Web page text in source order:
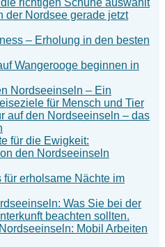
richtigen Schuhe auswählt
der Nordsee gerade jetzt
– Erholung in den besten
Wangerooge beginnen in
Nordseeinseln – Ein
für Mensch und Tier
auf den Nordseeinseln – das
für die Ewigkeit:
den Nordseeinseln
erholsame Nächte im
Was Sie bei der
beachten sollten.
Mobil Arbeiten